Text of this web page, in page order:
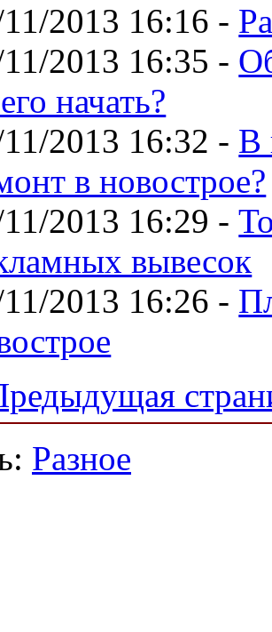
2013 16:16 -
2013 16:35 -
начать?
2013 16:32 - В
в новострое?
2013 16:29 -
вывесок
2013 16:26 -
Разное